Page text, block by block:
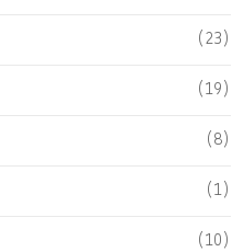
(23)
(19)
(8)
(1)
(10)